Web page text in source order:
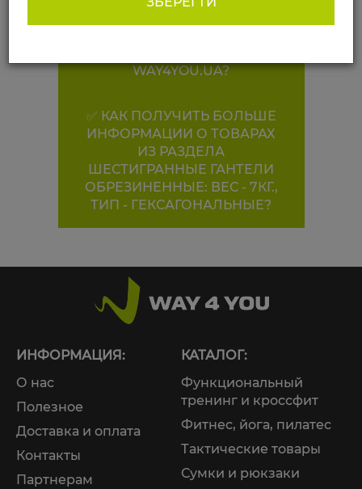
WAY4YOU.UA?
✅ КАК ПОЛУЧИТЬ БОЛЬШЕ
ИНФОРМАЦИИ О ТОВАРАХ
ИЗ РАЗДЕЛА
ШЕСТИГРАННЫЕ ГАНТЕЛИ
ОБРЕЗИНЕННЫЕ: ВЕС - 7КГ.,
ТИП - ГЕКСАГОНАЛЬНЫЕ?
ИНФОРМАЦИЯ:
О нас
Полезное
Доставка и оплата
Контакты
Партнерам
КАТАЛОГ:
Функциональный
тренинг и кроссфит
Фитнес, йога, пилатес
Тактические товары
Сумки и рюкзаки